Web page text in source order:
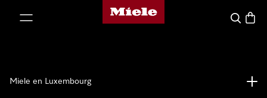
Page d'accueil de Miele
Panier
Miele en Luxembourg